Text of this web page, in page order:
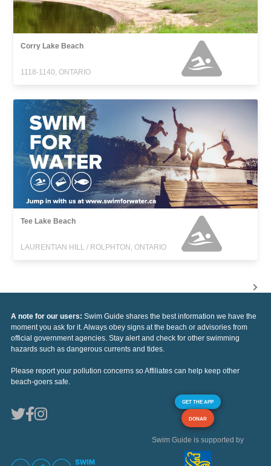
Corry Lake Beach
1118-1140, ONTARIO
Tee Lake Beach
LAURENTIAN HILL / ROLPHTON, ONTARIO
A note for our users: Swim Guide shares the best information we have the
moment you ask for it. Always obey signs at the beach or advisories from
official government agencies. Stay alert and check for other swimming
hazards such as dangerous currents and tides.
Please report your pollution concerns so Affiliates can help keep other
beach-goers safe.
GET THE APP
DONAR
Swim Guide is supported by